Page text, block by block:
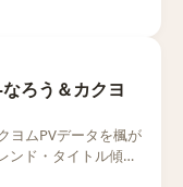
ろう＆カクヨ
ヨムPVデータを楓が
ンド・タイトル傾向